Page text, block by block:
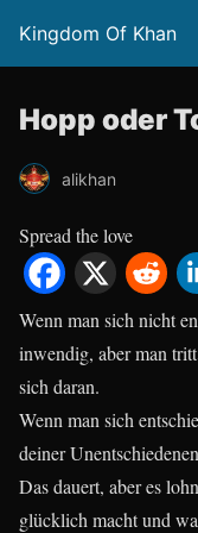
Kingdom Of Khan
Hopp oder
alikhan
Spread the love
Wenn man sich nicht
inwendig, aber man
sich daran.
Wenn man sich
deiner
Das dauert, aber es
glücklich macht und